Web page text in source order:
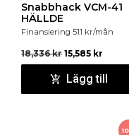
Snabbhack VCM-41
HÄLLDE
Finansiering 511 kr/mån
18,336kr 15,585 kr
Lägg till